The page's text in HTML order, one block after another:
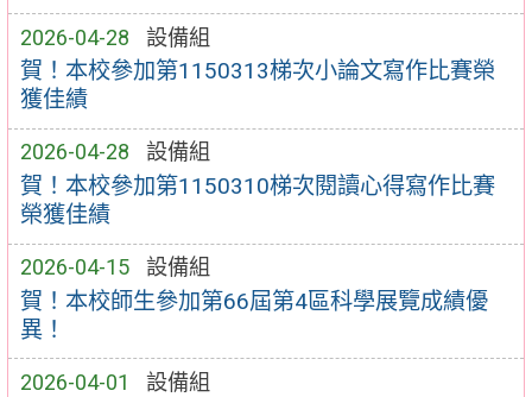
2026-04-28 設備組
賀！本校參加第1150313梯次小論文寫作比賽榮
獲佳績
2026-04-28 設備組
賀！本校參加第1150310梯次閱讀心得寫作比賽
榮獲佳績
2026-04-15 設備組
賀！本校師生參加第66屆第4區科學展覽成績優
異！
2026-04-01 設備組